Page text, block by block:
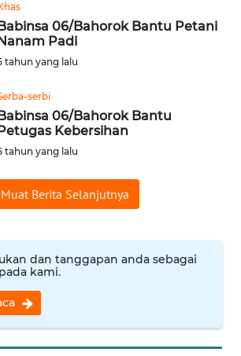
Babinsa 06/Bahorok Bantu Petani
Nanam Padi
tahun yang lalu
serbi
Babinsa 06/Bahorok Bantu
Petugas Kebersihan
tahun yang lalu
Muat Berita Selanjutnya
dan tanggapan anda sebagai
kami.